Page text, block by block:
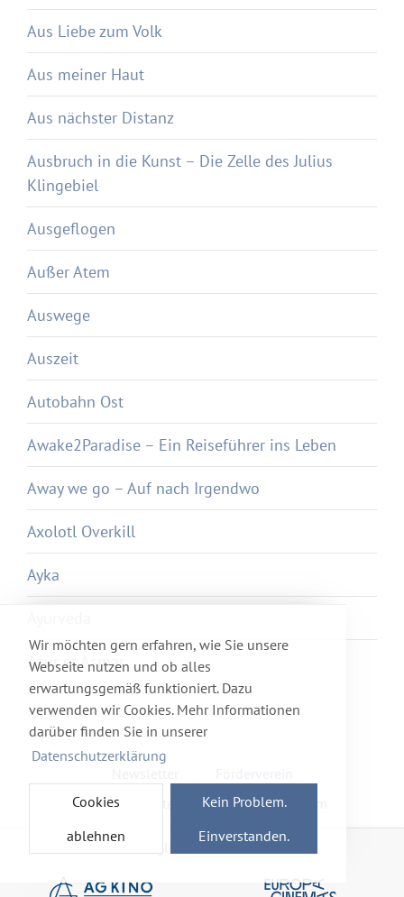
Wir möchten gern erfahren, wie Sie unsere
Webseite nutzen und ob alles
erwartungsgemäß funktioniert. Dazu
verwenden wir Cookies. Mehr Informationen
darüber finden Sie in unserer
Datenschutzerklärung
Cookies
ablehnen
Kein Problem.
Einverstanden.
Aus Liebe zum Volk
Aus meiner Haut
Aus nächster Distanz
Ausbruch in die Kunst – Die Zelle des Julius
Klingebiel
Ausgeflogen
Außer Atem
Auswege
Auszeit
Autobahn Ost
Awake2Paradise – Ein Reiseführer ins Leben
Away we go – Auf nach Irgendwo
Axolotl Overkill
Ayka
Azur et Asmar
Haftung & Datenschutz
Impressum